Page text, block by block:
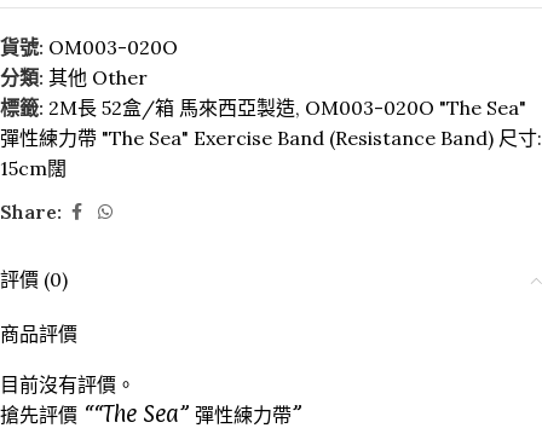
貨號: OM003-020O
分類: 其他 Other
標籤: 2M長 52盒/箱 馬來西亞製造, OM003-020O "The Sea"
彈性練力帶 "The Sea" Exercise Band (Resistance Band) 尺寸:
15cm闊
Share:
評價 (0)
商品評價
目前沒有評價。
搶先評價 ““The Sea” 彈性練力帶”